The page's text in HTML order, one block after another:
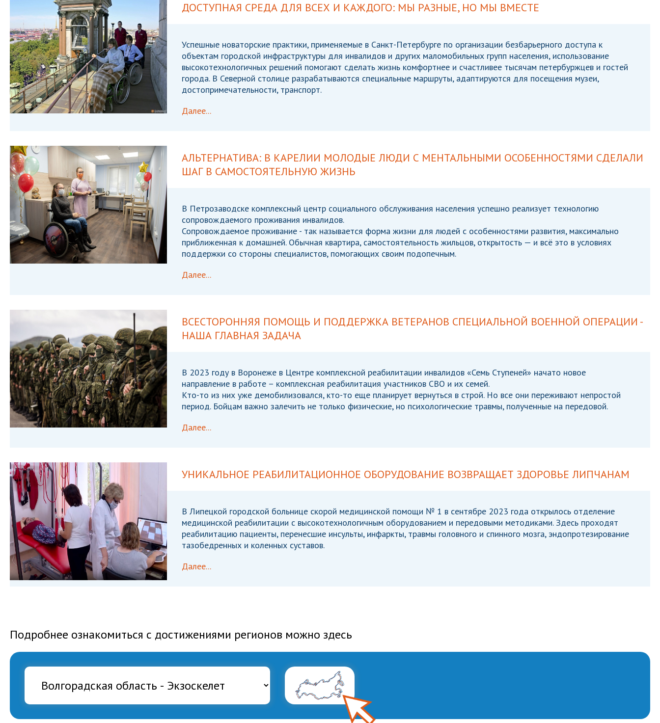
ДОСТУПНАЯ СРЕДА ДЛЯ ВСЕХ И КАЖДОГО: МЫ РАЗНЫЕ, НО МЫ ВМЕСТЕ
Успешные новаторские практики, применяемые в Санкт-Петербурге по организации безбарьерного доступа к
объектам городской инфраструктуры для инвалидов и других маломобильных групп населения, использование
высокотехнологичных решений помогают сделать жизнь комфортнее и счастливее тысячам петербуржцев и гостей
города. В Северной столице разрабатываются специальные маршруты, адаптируются для посещения музеи,
достопримечательности, транспорт.
Далее...
АЛЬТЕРНАТИВА: В КАРЕЛИИ МОЛОДЫЕ ЛЮДИ С МЕНТАЛЬНЫМИ ОСОБЕННОСТЯМИ СДЕЛАЛИ
ШАГ В САМОСТОЯТЕЛЬНУЮ ЖИЗНЬ
В Петрозаводске комплексный центр социального обслуживания населения успешно реализует технологию
сопровождаемого проживания инвалидов.
Сопровождаемое проживание - так называется форма жизни для людей с особенностями развития, максимально
приближенная к домашней. Обычная квартира, самостоятельность жильцов, открытость — и всё это в условиях
поддержки со стороны специалистов, помогающих своим подопечным.
Далее...
ВСЕСТОРОННЯЯ ПОМОЩЬ И ПОДДЕРЖКА ВЕТЕРАНОВ СПЕЦИАЛЬНОЙ ВОЕННОЙ ОПЕРАЦИИ -
НАША ГЛАВНАЯ ЗАДАЧА
В 2023 году в Воронеже в Центре комплексной реабилитации инвалидов «Семь Ступеней» начато новое
направление в работе – комплексная реабилитация участников СВО и их семей.
Кто-то из них уже демобилизовался, кто-то еще планирует вернуться в строй. Но все они переживают непростой
период. Бойцам важно залечить не только физические, но психологические травмы, полученные на передовой.
Далее...
УНИКАЛЬНОЕ РЕАБИЛИТАЦИОННОЕ ОБОРУДОВАНИЕ ВОЗВРАЩАЕТ ЗДОРОВЬЕ ЛИПЧАНАМ
В Липецкой городской больнице скорой медицинской помощи № 1 в сентябре 2023 года открылось отделение
медицинской реабилитации с высокотехнологичным оборудованием и передовыми методиками. Здесь проходят
реабилитацию пациенты, перенесшие инсульты, инфаркты, травмы головного и спинного мозга, эндопротезирование
тазобедренных и коленных суставов.
Далее...
Подробнее ознакомиться с достижениями регионов можно здесь